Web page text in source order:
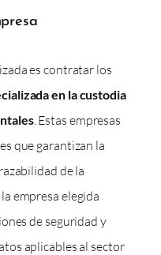
es contratar los
en la custodia
. Estas empresas
que garantizan la
de la
empresa elegida
de seguridad y
aplicables al sector